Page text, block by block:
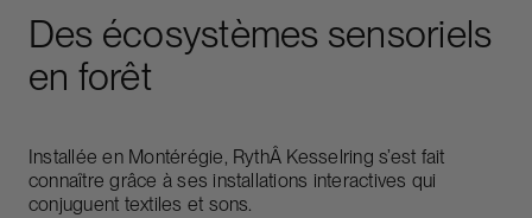
Des écosystèmes sensoriels
en forêt
Installée en Montérégie, RythÂ Kesselring s’est fait
connaître grâce à ses installations interactives qui
conjuguent textiles et sons.